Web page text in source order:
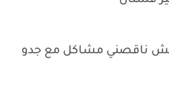
مش ناقصني مشاكل مع جدو